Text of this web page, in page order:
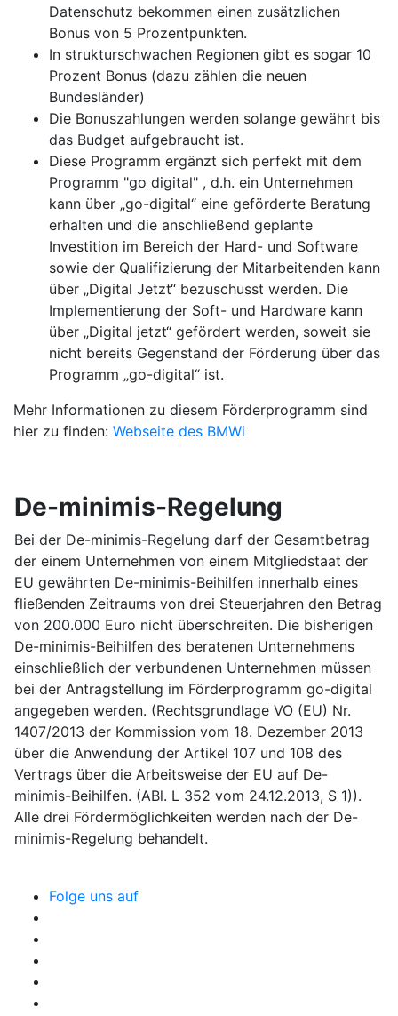
Datenschutz bekommen einen zusätzlichen
Bonus von 5 Prozentpunkten.
In strukturschwachen Regionen gibt es sogar 10
Prozent Bonus (dazu zählen die neuen
Bundesländer)
Die Bonuszahlungen werden solange gewährt bis
das Budget aufgebraucht ist.
Diese Programm ergänzt sich perfekt mit dem
Programm "go digital" , d.h. ein Unternehmen
kann über „go-digital“ eine geförderte Beratung
erhalten und die anschließend geplante
Investition im Bereich der Hard- und Software
sowie der Qualifizierung der Mitarbeitenden kann
über „Digital Jetzt“ bezuschusst werden. Die
Implementierung der Soft- und Hardware kann
über „Digital jetzt“ gefördert werden, soweit sie
nicht bereits Gegenstand der Förderung über das
Programm „go-digital“ ist.
Mehr Informationen zu diesem Förderprogramm sind
hier zu finden: Webseite des BMWi
De-minimis-Regelung
Bei der De-minimis-Regelung darf der Gesamtbetrag
der einem Unternehmen von einem Mitgliedstaat der
EU gewährten De-minimis-Beihilfen innerhalb eines
fließenden Zeitraums von drei Steuerjahren den Betrag
von 200.000 Euro nicht überschreiten. Die bisherigen
De-minimis-Beihilfen des beratenen Unternehmens
einschließlich der verbundenen Unternehmen müssen
bei der Antragstellung im Förderprogramm go-digital
angegeben werden. (Rechtsgrundlage VO (EU) Nr.
1407/2013 der Kommission vom 18. Dezember 2013
über die Anwendung der Artikel 107 und 108 des
Vertrags über die Arbeitsweise der EU auf De-
minimis-Beihilfen. (ABl. L 352 vom 24.12.2013, S 1)).
Alle drei Fördermöglichkeiten werden nach der De-
minimis-Regelung behandelt.
Folge uns auf